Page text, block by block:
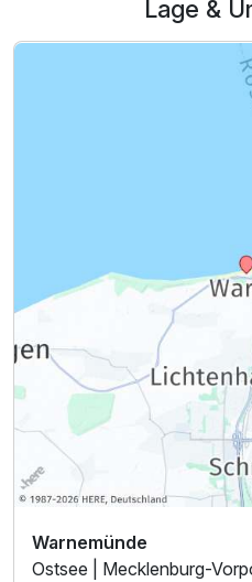
Lage &
Warnemünde
Ostsee | Mecklenburg-